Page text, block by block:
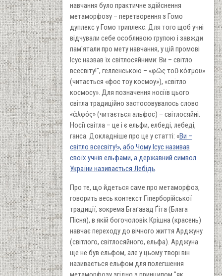
навчання було практичне здійснення
метаморфозу – перетворення з Гомо
дуплекс у Гомо триплекс. Для того щоб учні
відчували себе особливою групою і завжди
пам'ятали про мету навчання, у цій промові
Ісус назвав їх світлосяйними: Ви – світло
всесвіту!", гелленською – «φῶς τοῦ κόσμου»
(читається «фос тоу космоу»), «світло
космосу». Для позначення носіїв цього
світла традиційно застосовувалось слово
«ἀλφός» (читається альфос) – світлосяйні.
Носії світла – це і є ельфи, елбеді, лебеді,
ганса. Докладніше про це у статті: «Ви –
світло всесвіту!», або Чому Ісус називав
своїх учнів ельфами, а державний символ
України називається Лебідь.
Про те, що йдеться саме про метаморфоз,
говорить весь контекст Гіперборійської
традиції, зокрема Бгаґавад Ґіта (Блага
Пісня), в якій богочоловік Крішна (красень)
навчає переходу до вічного життя Арджуну
(світлого, світлосяйного, ельфа). Арджуна
ще не був ельфом, але у цьому творі він
називається ельфом для полегшення